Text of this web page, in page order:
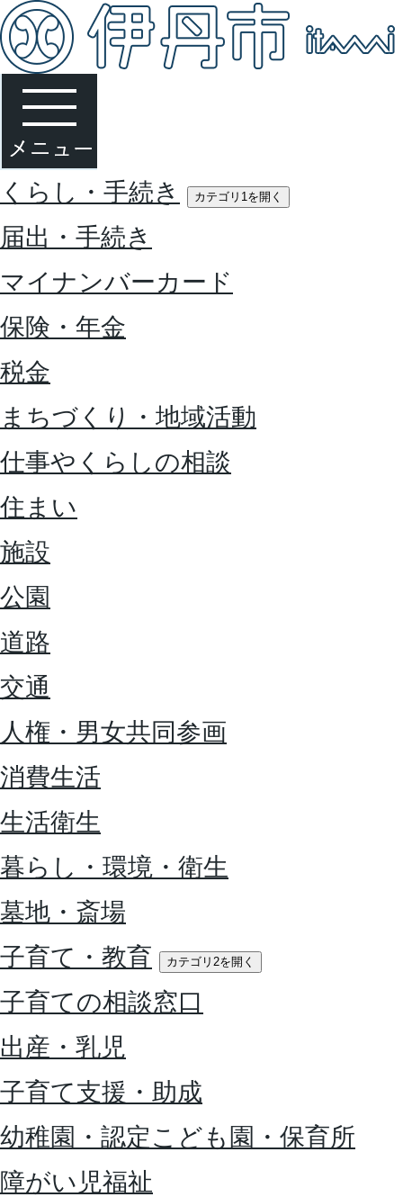
くらし・手続き カテゴリ1を開く
届出・手続き
マイナンバーカード
保険・年金
税金
まちづくり・地域活動
仕事やくらしの相談
住まい
施設
公園
道路
交通
人権・男女共同参画
消費生活
生活衛生
暮らし・環境・衛生
墓地・斎場
子育て・教育
カテゴリ2を開く
子育ての相談窓口
出産・乳児
子育て支援・助成
幼稚園・認定こども園・保育所
障がい児福祉